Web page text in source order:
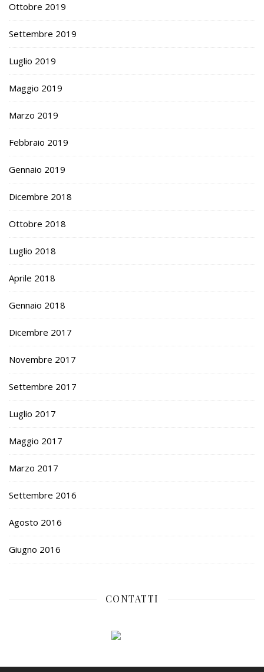
Ottobre 2019
Settembre 2019
Luglio 2019
Maggio 2019
Marzo 2019
Febbraio 2019
Gennaio 2019
Dicembre 2018
Ottobre 2018
Luglio 2018
Aprile 2018
Gennaio 2018
Dicembre 2017
Novembre 2017
Settembre 2017
Luglio 2017
Maggio 2017
Marzo 2017
Settembre 2016
Agosto 2016
Giugno 2016
CONTATTI